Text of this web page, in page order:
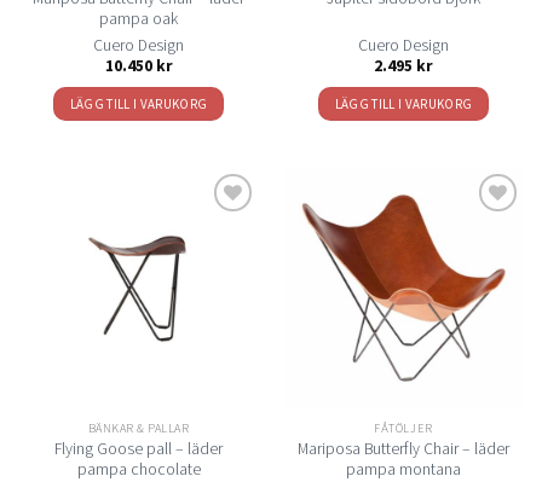
pampa oak
Cuero Design
10.450 kr
LÄGG TILL I VARUKORG
Cuero Design
2.495 kr
LÄGG TILL I VARUKORG
BÄNKAR & PALLAR
Flying Goose pall – läder
pampa chocolate
önskelistan
FÅTÖLJER
Mariposa Butterfly Chair – läder
pampa montana